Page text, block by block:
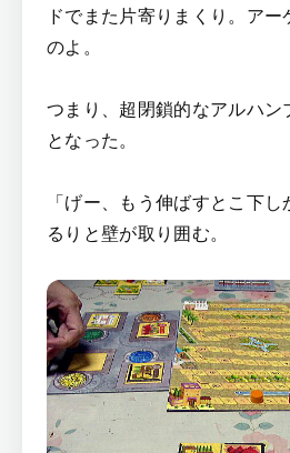
ドでまた片寄りまくり。ア
のよ。
つまり、超閉鎖的なアルハン
となった。
「げー、もう伸ばすとこ下
るりと壁が取り囲む。